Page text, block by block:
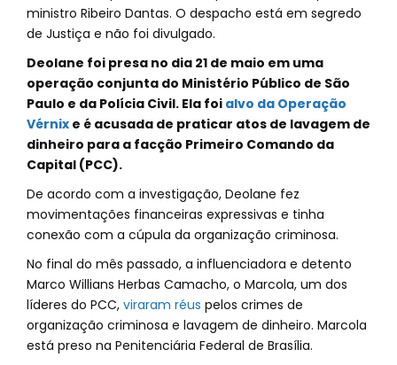
ministro Ribeiro Dantas. O despacho está em segredo
de Justiça e não foi divulgado.
Deolane foi presa no dia 21 de maio em uma
operação conjunta do Ministério Público de São
Paulo e da Polícia Civil. Ela foi alvo da Operação
Vérnix e é acusada de praticar atos de lavagem de
dinheiro para a facção Primeiro Comando da
Capital (PCC).
De acordo com a investigação, Deolane fez
movimentações financeiras expressivas e tinha
conexão com a cúpula da organização criminosa.
No final do mês passado, a influenciadora e detento
Marco Willians Herbas Camacho, o Marcola, um dos
líderes do PCC, viraram réus pelos crimes de
organização criminosa e lavagem de dinheiro. Marcola
está preso na Penitenciária Federal de Brasília.